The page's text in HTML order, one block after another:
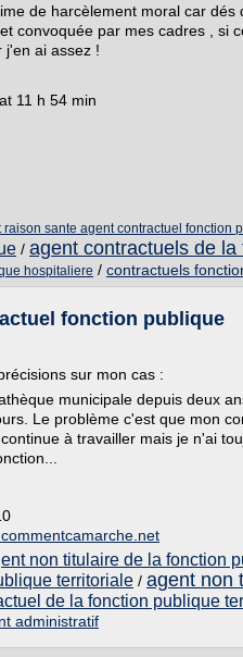
de harcèlement moral car
convoquée par mes cadres , si
j'en ai assez !
11 h 54 min
raison sante agent contractuel fonction
/ agent contractuels de
hospitaliere / contractuels
fonction publique
sur mon cas :
municipale depuis deux
Le problème c'est que mon
à travailler mais je n'ai
non titulaire de la fonction
territoriale / agent non
de la fonction publique
administratif